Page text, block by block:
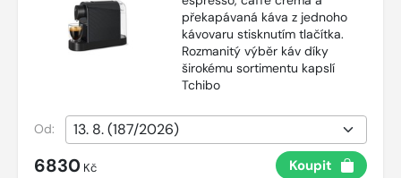
překapávaná káva z jednoho
kávovaru stisknutím tlačítka.
Rozmanitý výběr káv díky
širokému sortimentu kapslí
Tchibo
Od:
6830 Kč Koupit